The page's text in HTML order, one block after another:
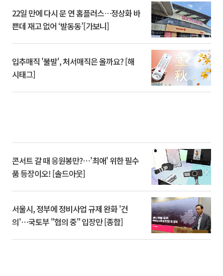
22일 만에 다시 문 연 홈플러스…정상화 바
쁜데 재고 없어 ‘발동동’[가보니]
입추매직 '불발', 처서매직은 올까요? [해
시태그]
콘서트 갈 때 응원봉만?⋯'최애' 위한 필수
품 등장이오! [솔드아웃]
서울시, 정부에 정비사업 규제 완화 '건
의'⋯국토부 "협의 중" 입장만 [종합]